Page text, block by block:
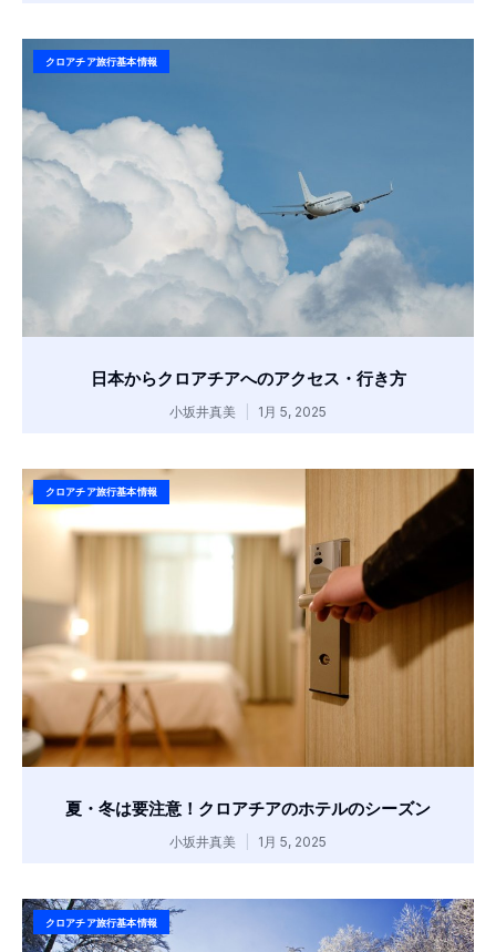
クロアチア旅行基本情報
日本からクロアチアへのアクセス・行き方
小坂井真美 1月 5, 2025
クロアチア旅行基本情報
夏・冬は要注意！クロアチアのホテルのシーズン
小坂井真美 1月 5, 2025
クロアチア旅行基本情報